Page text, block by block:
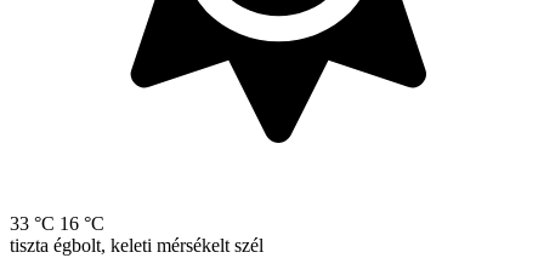
33 °C 16 °C
tiszta égbolt, keleti mérsékelt szél